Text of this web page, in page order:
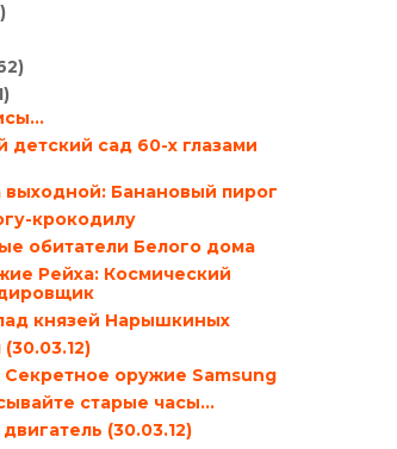
детский сад 60-х глазами
выходной: Банановый пирог
крокодилу
обитатели Белого дома
Рейха: Космический
князей Нарышкиных
Секретное оружие Samsung
старые часы…
(30.03.12)